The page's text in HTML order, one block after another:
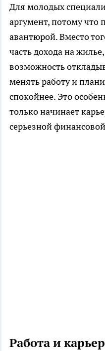
Для молодых
аргумент, потому что
авантюрой. Вместо
часть дохода на
возможность
менять работу и
спокойнее. Это
только начинает
серьезной
Работа и